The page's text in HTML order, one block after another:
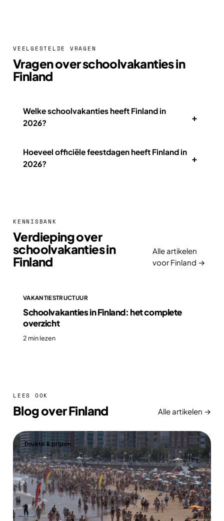
VEELGESTELDE VRAGEN
Vragen over schoolvakanties in
Finland
Welke schoolvakanties heeft Finland in
2026?
+
Hoeveel officiële feestdagen heeft Finland in
2026?
+
KENNISBANK
Verdieping over
schoolvakanties in
Finland
Alle artikelen
voor Finland →
VAKANTIESTRUCTUUR
Schoolvakanties in Finland: het complete
overzicht
2 min lezen
LEES OOK
Blog over Finland Alle artikelen →
Drukte & prijzen